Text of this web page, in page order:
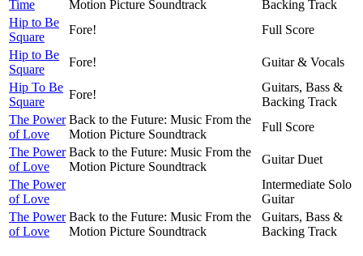
Time
Motion Picture Soundtrack
Backing Track
Hip to Be
Square
Fore!
Full Score
Hip to Be
Square
Fore!
Guitar & Vocals
Hip To Be
Square
Fore!
Guitars, Bass &
Backing Track
The Power
of Love
Back to the Future: Music From the
Motion Picture Soundtrack
Full Score
The Power
of Love
Back to the Future: Music From the
Motion Picture Soundtrack
Guitar Duet
The Power
of Love
Intermediate Solo
Guitar
The Power
of Love
Back to the Future: Music From the
Motion Picture Soundtrack
Guitars, Bass &
Backing Track